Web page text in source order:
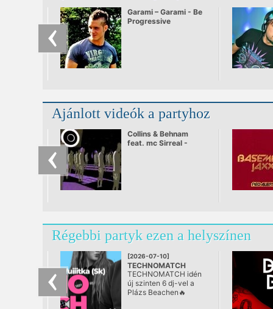
Garami – Garami - Be
Progressive
Ajánlott videók a partyhoz
Collins & Behnam
feat. mc Sirreal -
Régebbi partyk ezen a helyszínen
[2026-07-10]
TECHNOMATCH
2026 @ Plázs Siófok
@ Plázs Siófok
TECHNOMATCH idén
új szinten 6 dj-vel a
Plázs Beachen🔥